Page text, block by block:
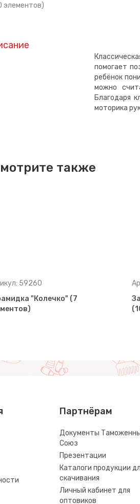
элементов)
помогает
ребёнок
можно
Благодаря
моторика
также
59260
"Колечко" (7
Партнёрам
Документы
Союз
Презентации
Каталоги продукции
скачивания
Личный кабинет для
оптовиков